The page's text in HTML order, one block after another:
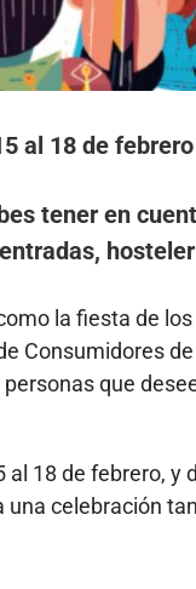
al 18 de
tener en
la fiesta de
Consumidores
que
18 de febrero, y
celebración